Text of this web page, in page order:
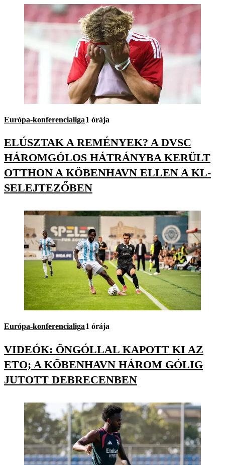
Európa-konferencialiga1 órája
ELÚSZTAK A REMÉNYEK? A DVSC
HÁROMGÓLOS HÁTRÁNYBA KERÜLT
OTTHON A KÖBENHAVN ELLEN A KL-
SELEJTEZŐBEN
Európa-konferencialiga1 órája
VIDEÓK: ÖNGÓLLAL KAPOTT KI AZ
ETO; A KÖBENHAVN HÁROM GÓLIG
JUTOTT DEBRECENBEN